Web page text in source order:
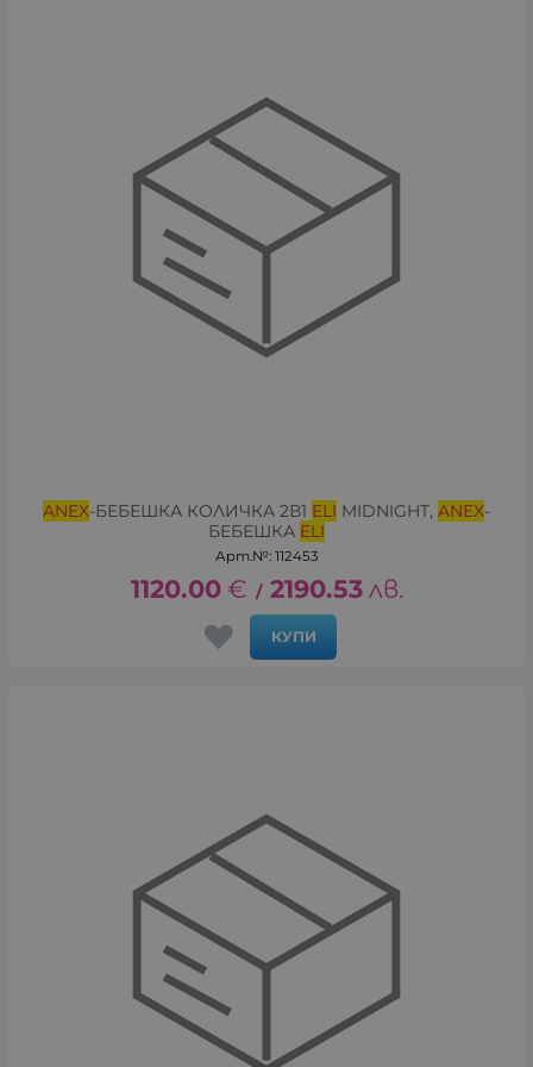
ANEX-БЕБЕШКА КОЛИЧКА 2В1 ELI MIDNIGHT, ANEX-
БЕБЕШКА ELI
Арт.№: 112453
1120.00 € / 2190.53 лв.
КУПИ